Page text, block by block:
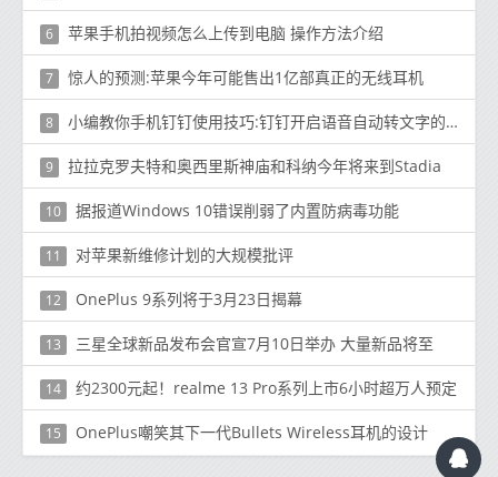
6 苹果手机拍视频怎么上传到电脑 操作方法介绍
7 惊人的预测:苹果今年可能售出1亿部真正的无线耳机
8 小编教你手机钉钉使用技巧:钉钉开启语音自动转文字的方法
9 拉拉克罗夫特和奥西里斯神庙和科纳今年将来到Stadia
10 据报道Windows 10错误削弱了内置防病毒功能
11 对苹果新维修计划的大规模批评
12 OnePlus 9系列将于3月23日揭幕
13 三星全球新品发布会官宣7月10日举办 大量新品将至
14 约2300元起！realme 13 Pro系列上市6小时超万人预定
15 OnePlus嘲笑其下一代Bullets Wireless耳机的设计